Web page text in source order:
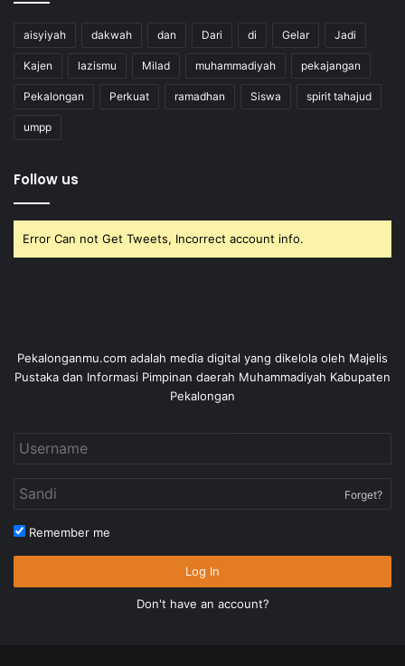
aisyiyah dakwah dan Dari di Gelar Jadi
Kajen lazismu Milad muhammadiyah pekajangan
Pekalongan Perkuat ramadhan Siswa spirit tahajud
umpp
Follow us
Error Can not Get Tweets, Incorrect account info.
Pekalonganmu.com adalah media digital yang dikelola oleh Majelis
Pustaka dan Informasi Pimpinan daerah Muhammadiyah Kabupaten
Pekalongan
Forget?
Remember me
Log In
Don't have an account?